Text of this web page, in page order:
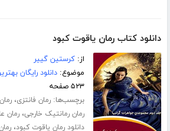
دانلود کتاب رمان یاقوت کبود
از:کرستین گییر
موضوع:دانلود رایگان
۵۲۳ صفحه
برچسب‌ها:رمان فانتزی،
رمان رمانتیک خارجی،رمان
دانلود رمان یاقوت کبود،